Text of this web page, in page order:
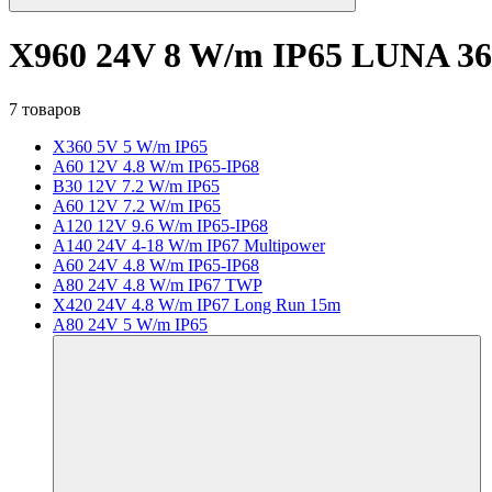
X960 24V 8 W/m IP65 LUNA
7 товаров
X360 5V 5 W/m IP65
A60 12V 4.8 W/m IP65-IP68
B30 12V 7.2 W/m IP65
A60 12V 7.2 W/m IP65
A120 12V 9.6 W/m IP65-IP68
A140 24V 4-18 W/m IP67 Multipower
A60 24V 4.8 W/m IP65-IP68
A80 24V 4.8 W/m IP67 TWP
X420 24V 4.8 W/m IP67 Long Run 15m
A80 24V 5 W/m IP65